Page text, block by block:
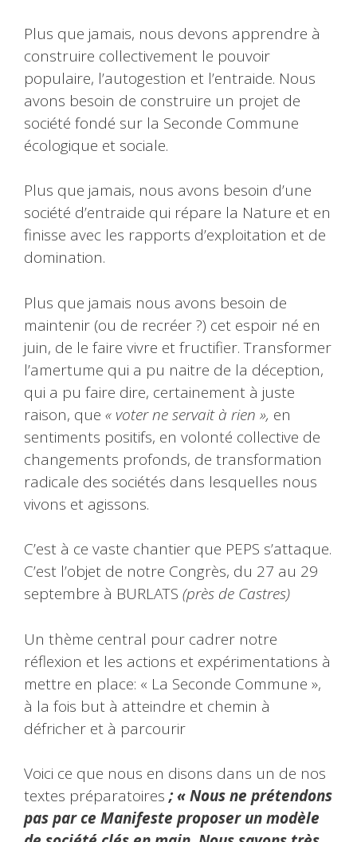
Plus que jamais, nous devons apprendre à
construire collectivement le pouvoir
populaire, l’autogestion et l’entraide. Nous
avons besoin de construire un projet de
société fondé sur la Seconde Commune
écologique et sociale.
Plus que jamais, nous avons besoin d’une
société d’entraide qui répare la Nature et en
finisse avec les rapports d’exploitation et de
domination.
Plus que jamais nous avons besoin de
maintenir (ou de recréer ?) cet espoir né en
juin, de le faire vivre et fructifier. Transformer
l’amertume qui a pu naitre de la déception,
qui a pu faire dire, certainement à juste
raison, que « voter ne servait à rien », en
sentiments positifs, en volonté collective de
changements profonds, de transformation
radicale des sociétés dans lesquelles nous
vivons et agissons.
C’est à ce vaste chantier que PEPS s’attaque.
C’est l’objet de notre Congrès, du 27 au 29
septembre à BURLATS (près de Castres)
Un thème central pour cadrer notre
réflexion et les actions et expérimentations à
mettre en place: « La Seconde Commune »,
à la fois but à atteindre et chemin à
défricher et à parcourir
Voici ce que nous en disons dans un de nos
textes préparatoires; « Nous ne prétendons
pas par ce Manifeste proposer un modèle